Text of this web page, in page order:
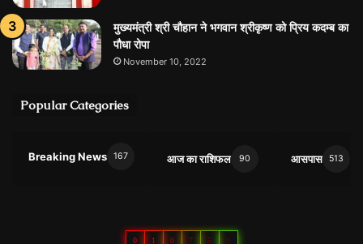
मुख्यमंत्री श्री चौहान ने भगवान श्रीकृष्ण को प्रिय कदम्ब का
पौधा रोपा
November 10, 2022
Popular Categories
Breaking News 167 आज का राशिफल 90 आसपास 513
0 1 0 7 5 0